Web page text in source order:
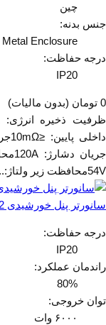
چین
جنس بدنه:
Metal Enclosure
درجه حفاظت:
IP20
0 تومان
(بدون مالیات)
54Vمحافظت زیر ولتاژ:...
سانورتر پنل خورشیدی SE-F12
درجه حفاظت:
IP20
راندمان عملکرد:
80%
توان خروجی:
۶۰۰۰ وات